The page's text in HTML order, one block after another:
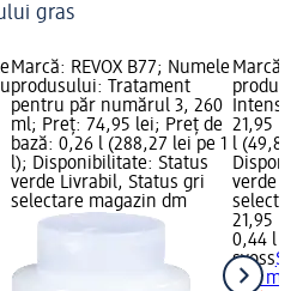
gras
Marcă: REVOX B77; Numele
produsului: Tratament
pentru păr numărul 3, 260
ml; Preț: 74,95 lei; Preț de
bază: 0,26 l (288,27 lei pe 1
l); Disponibilitate: Status
verde Livrabil, Status gri
selectare magazin dm
Marcă:
Intense
21,95
l (49,89
verde
21,95 lei
0,44 l
syoss
440 ml